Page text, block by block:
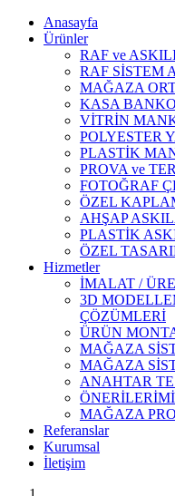
Anasayfa
Ürünler
RAF ve
RAF SİSTEM
MAĞAZA
KASA
VİTRİN
POLYESTER
PLASTİK
PROVA ve
FOTOĞRAF
ÖZEL
AHŞAP
PLASTİK
ÖZEL
Hizmetler
İMALAT /
3D
ÇÖZÜMLERİ
ÜRÜN
MAĞAZA
MAĞAZA
ANAHTAR
MAĞAZA
Referanslar
Kurumsal
İletişim